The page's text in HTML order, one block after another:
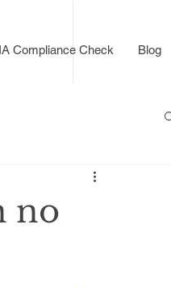
IA Compliance Check Blog
no